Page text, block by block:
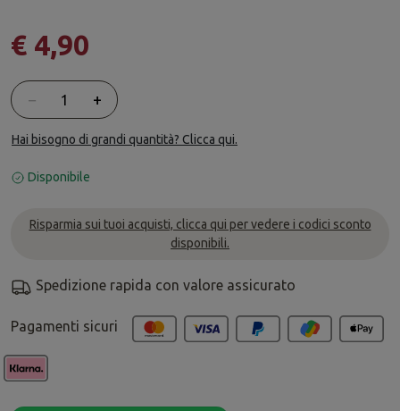
€ 4,90
Quantità
− +
Hai bisogno di grandi quantità? Clicca qui.
Disponibile
Risparmia sui tuoi acquisti, clicca qui per vedere i codici sconto
disponibili.
Spedizione rapida con valore assicurato
Pagamenti sicuri